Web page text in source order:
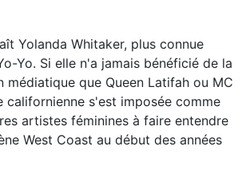
Yolanda Whitaker, plus connue
Yo. Si elle n'a jamais bénéficié de la
médiatique que Queen Latifah ou MC
californienne s'est imposée comme
artistes féminines à faire entendre
West Coast au début des années